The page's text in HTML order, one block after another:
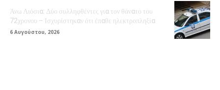
Άνω Λιόσια: Δύο συλληφθέντες για τον θάνατο του
72χρονου – Ισχυρίστηκαν ότι έπαθε ηλεκτροπληξία
6 Αυγούστου, 2026